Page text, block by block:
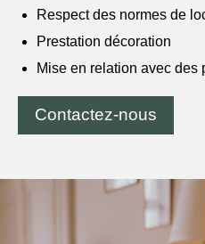
Respect des normes de
Prestation décoration
Mise en relation avec des
Contactez-nous